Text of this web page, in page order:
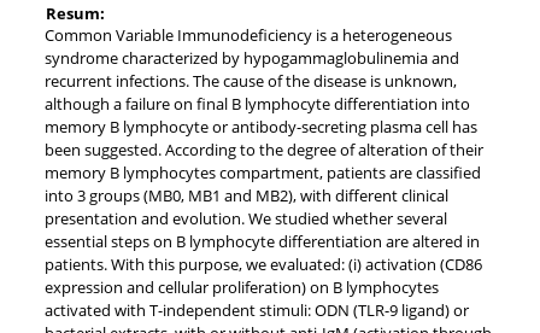
Resum:
Common Variable Immunodeficiency is a heterogeneous
syndrome characterized by hypogammaglobulinemia and
recurrent infections. The cause of the disease is unknown,
although a failure on final B lymphocyte differentiation into
memory B lymphocyte or antibody-secreting plasma cell has
been suggested. According to the degree of alteration of their
memory B lymphocytes compartment, patients are classified
into 3 groups (MB0, MB1 and MB2), with different clinical
presentation and evolution. We studied whether several
essential steps on B lymphocyte differentiation are altered in
patients. With this purpose, we evaluated: (i) activation (CD86
expression and cellular proliferation) on B lymphocytes
activated with T-independent stimuli: ODN (TLR-9 ligand) or